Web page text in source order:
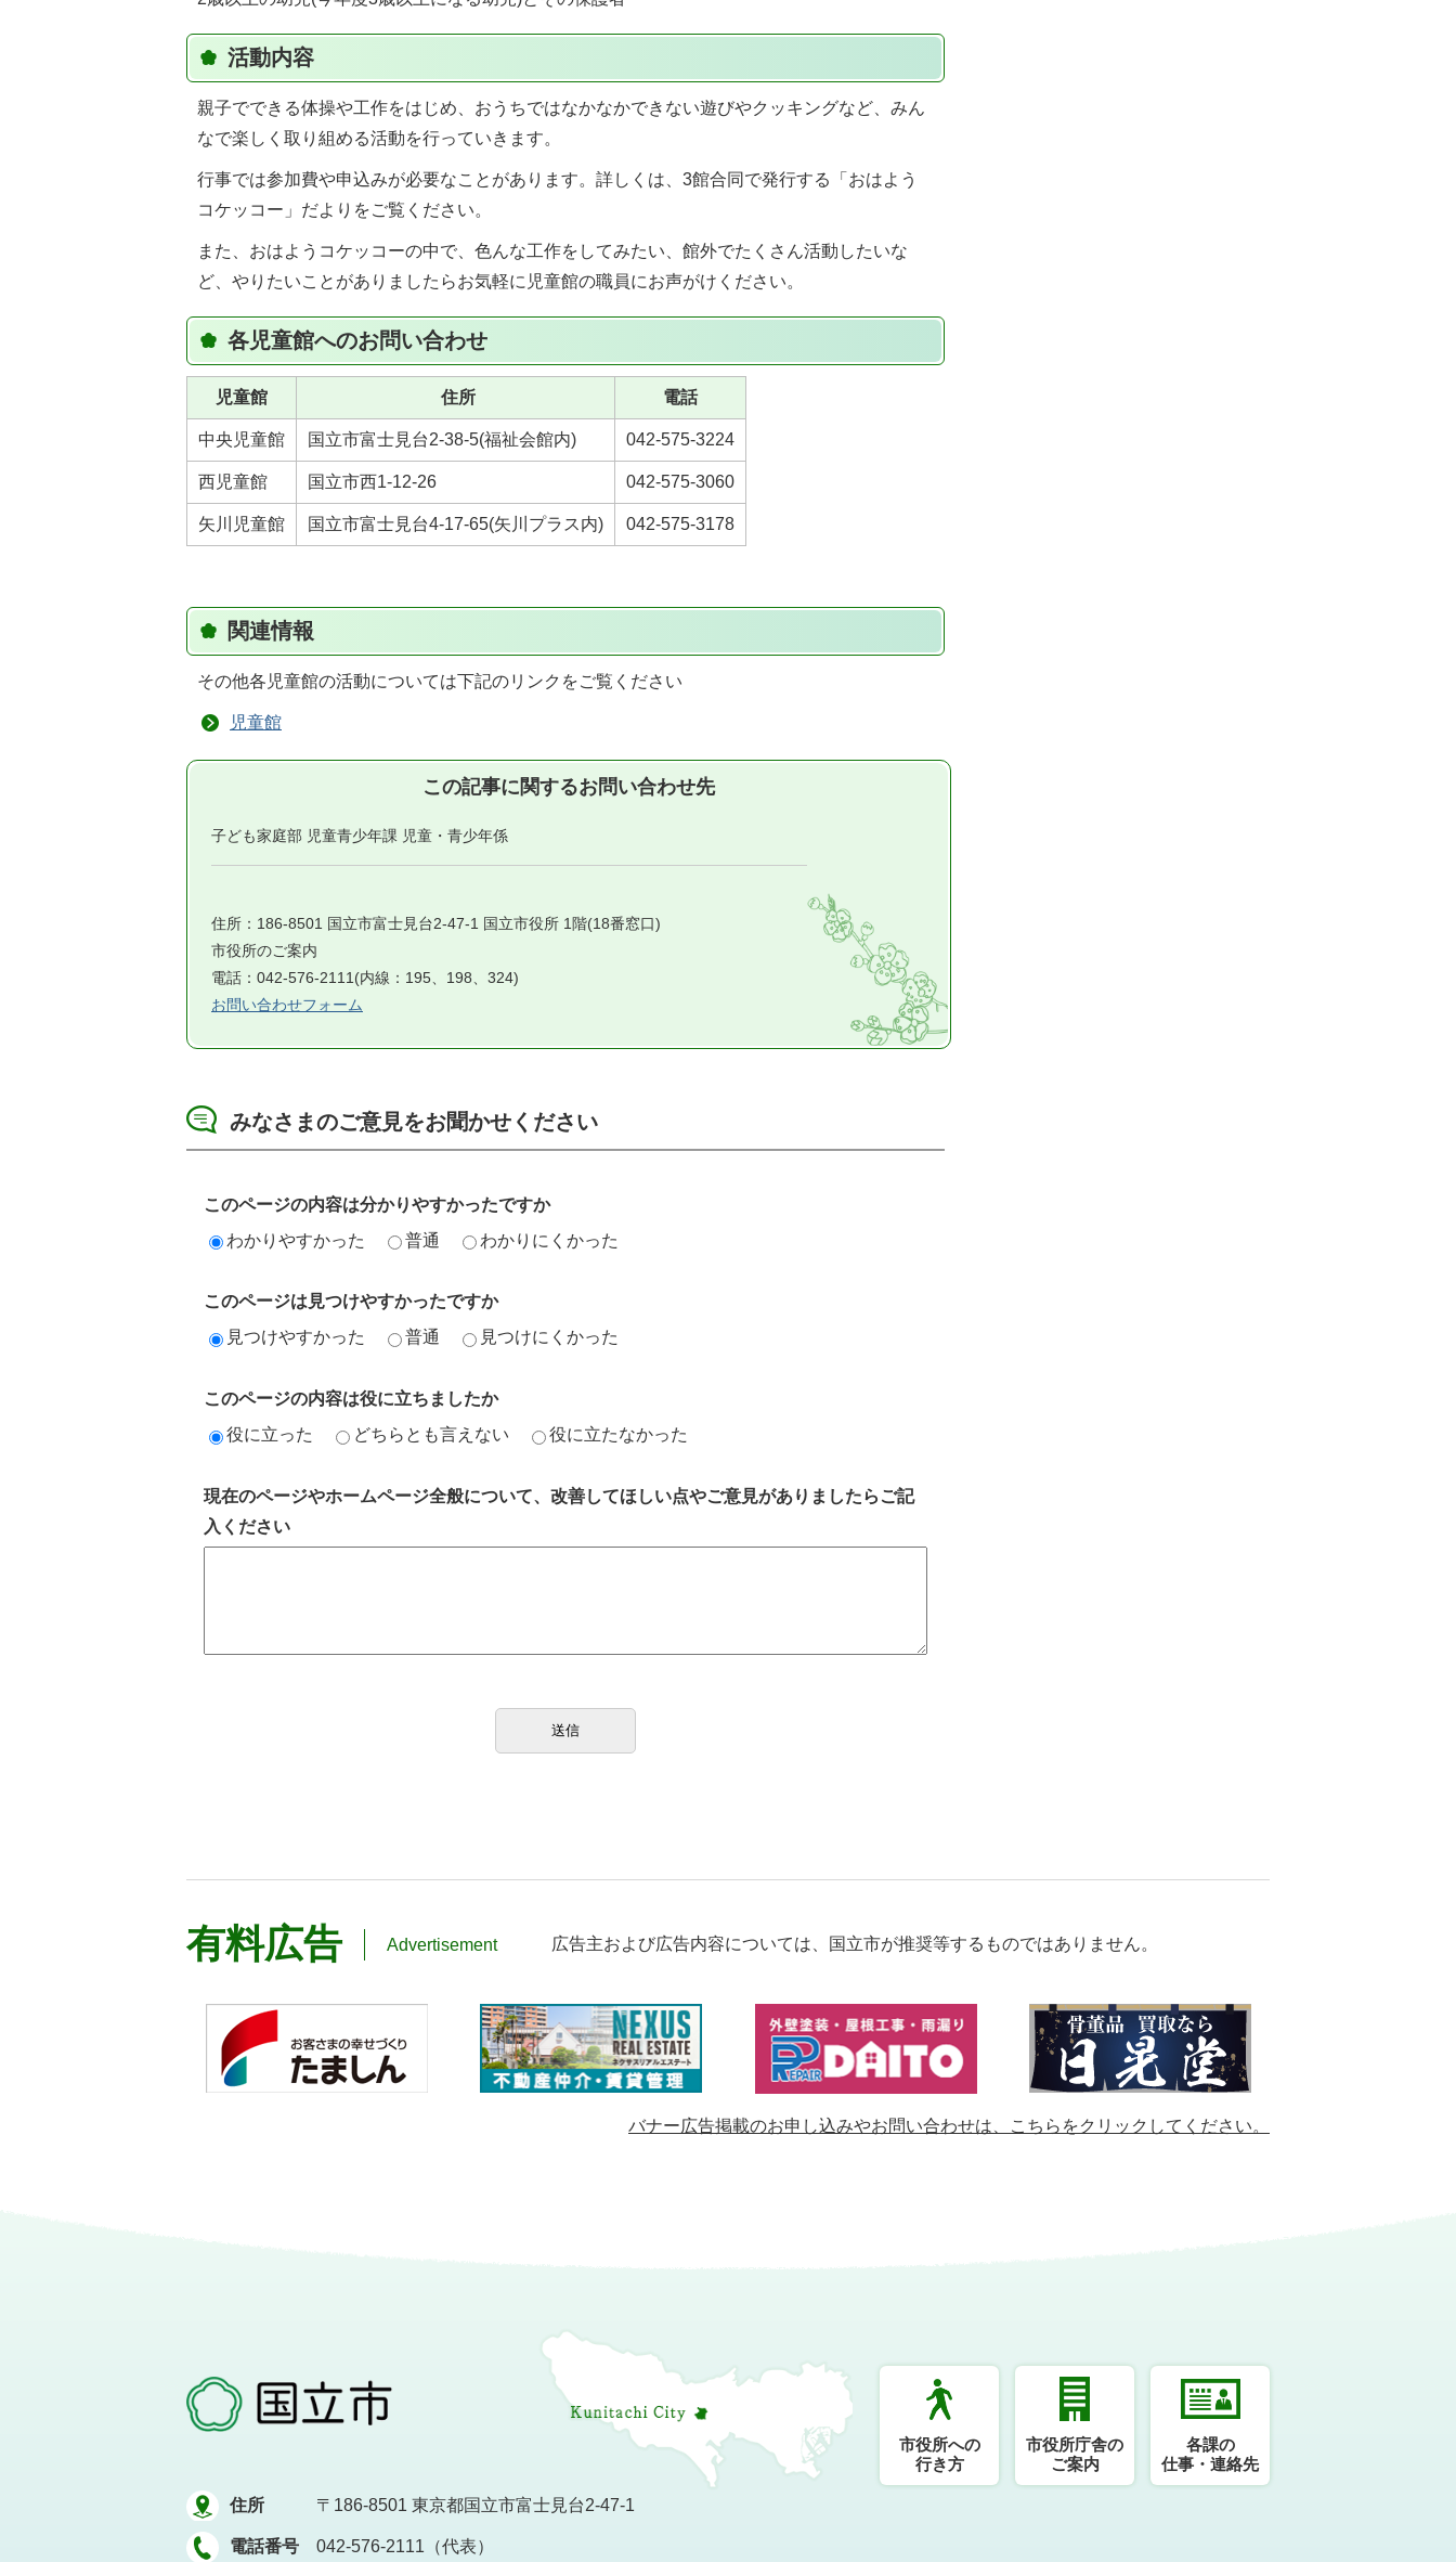
活動内容
親子でできる体操や工作をはじめ、おうちではなかなかできない遊びやクッキングなど、みん
なで楽しく取り組める活動を行っていきます。
行事では参加費や申込みが必要なことがあります。詳しくは、3館合同で発行する「おはよう
コケッコー」だよりをご覧ください。
また、おはようコケッコーの中で、色んな工作をしてみたい、館外でたくさん活動したいな
ど、やりたいことがありましたらお気軽に児童館の職員にお声がけください。
各児童館へのお問い合わせ
児童館 住所 電話
中央児童館 国立市富士見台2-38-5(福祉会館内) 042-575-3224
西児童館 国立市西1-12-26 042-575-3060
矢川児童館 国立市富士見台4-17-65(矢川プラス内) 042-575-3178
関連情報
その他各児童館の活動については下記のリンクをご覧ください
児童館
この記事に関するお問い合わせ先
子ども家庭部 児童青少年課 児童・青少年係
住所：186-8501 国立市富士見台2-47-1 国立市役所 1階(18番窓口)
市役所のご案内
電話：042-576-2111(内線：195、198、324)
お問い合わせフォーム
みなさまのご意見をお聞かせください
このページの内容は分かりやすかったですか
わかりやすかった
普通 わかりにくかった
このページは見つけやすかったですか
見つけやすかった
普通 見つけにくかった
このページの内容は役に立ちましたか
役に立った
どちらとも言えない 役に立たなかった
現在のページやホームページ全般について、改善してほしい点やご意見がありましたらご記
入ください
有料広告 Advertisement 広告主および広告内容については、 国立市が推奨等するものではありません。
バナー広告掲載のお申し込みやお問い合わせは、 こちらをクリックしてください。
住所 〒186-8501 東京都国立市富士見台2-47-1
電話番号 042-576-2111（代表）
市役所への
行き方
市役所庁舎の
ご案内
各課の
仕事・連絡先